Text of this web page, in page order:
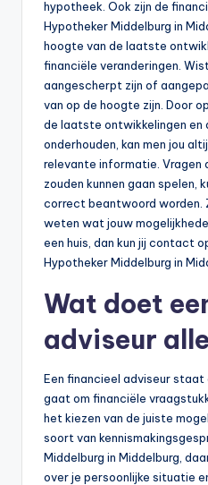
hypotheek. Ook zijn de
Hypotheker Middelburg in
hoogte van de laatste
financiële veranderingen.
aangescherpt zijn of
van op de hoogte zijn. Door
de laatste ontwikkelingen en
onderhouden, kan men jou
relevante informatie. Vragen
zouden kunnen gaan spelen,
correct beantwoord worden.
weten wat jouw
een huis, dan kun jij contact
Hypotheker Middelburg in
Wat doet
adviseur
Een financieel adviseur
gaat om financiële
het kiezen van de juiste
soort van
Middelburg in Middelburg,
over je persoonlijke situatie